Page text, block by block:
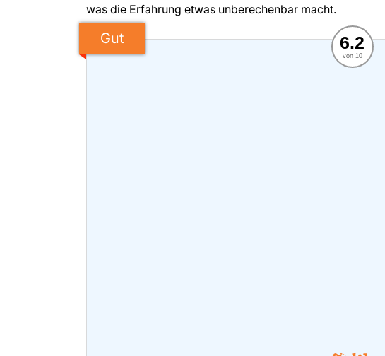
was die Erfahrung etwas unberechenbar macht.
Gut 6.2
von 10